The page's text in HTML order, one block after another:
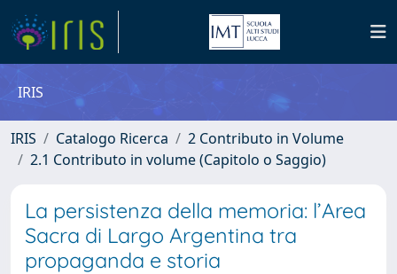
IRIS
IRIS Catalogo Ricerca
2 Contributo in Volume
2.1 Contributo in volume (Capitolo o Saggio)
La persistenza della memoria: l’Area
Sacra di Largo Argentina tra
propaganda e storia